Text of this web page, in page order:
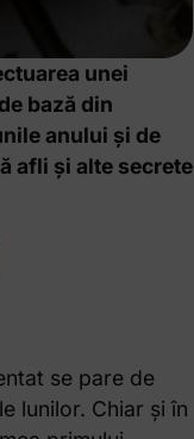
unei
bază din
anului și de
afli și alte secrete
se pare de
lunilor. Chiar și în